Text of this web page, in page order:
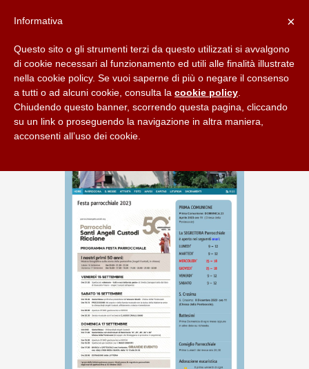
×
Informativa
Questo sito o gli strumenti terzi da questo utilizzati si avvalgono
di cookie necessari al funzionamento ed utili alle finalità illustrate
nella cookie policy. Se vuoi saperne di più o negare il consenso
a tutti o ad alcuni cookie, consulta la cookie policy
Chiudendo questo banner, scorrendo questa pagina, cliccando
su un link o proseguendo la navigazione in altra maniera,
acconsenti all’uso dei cookie.